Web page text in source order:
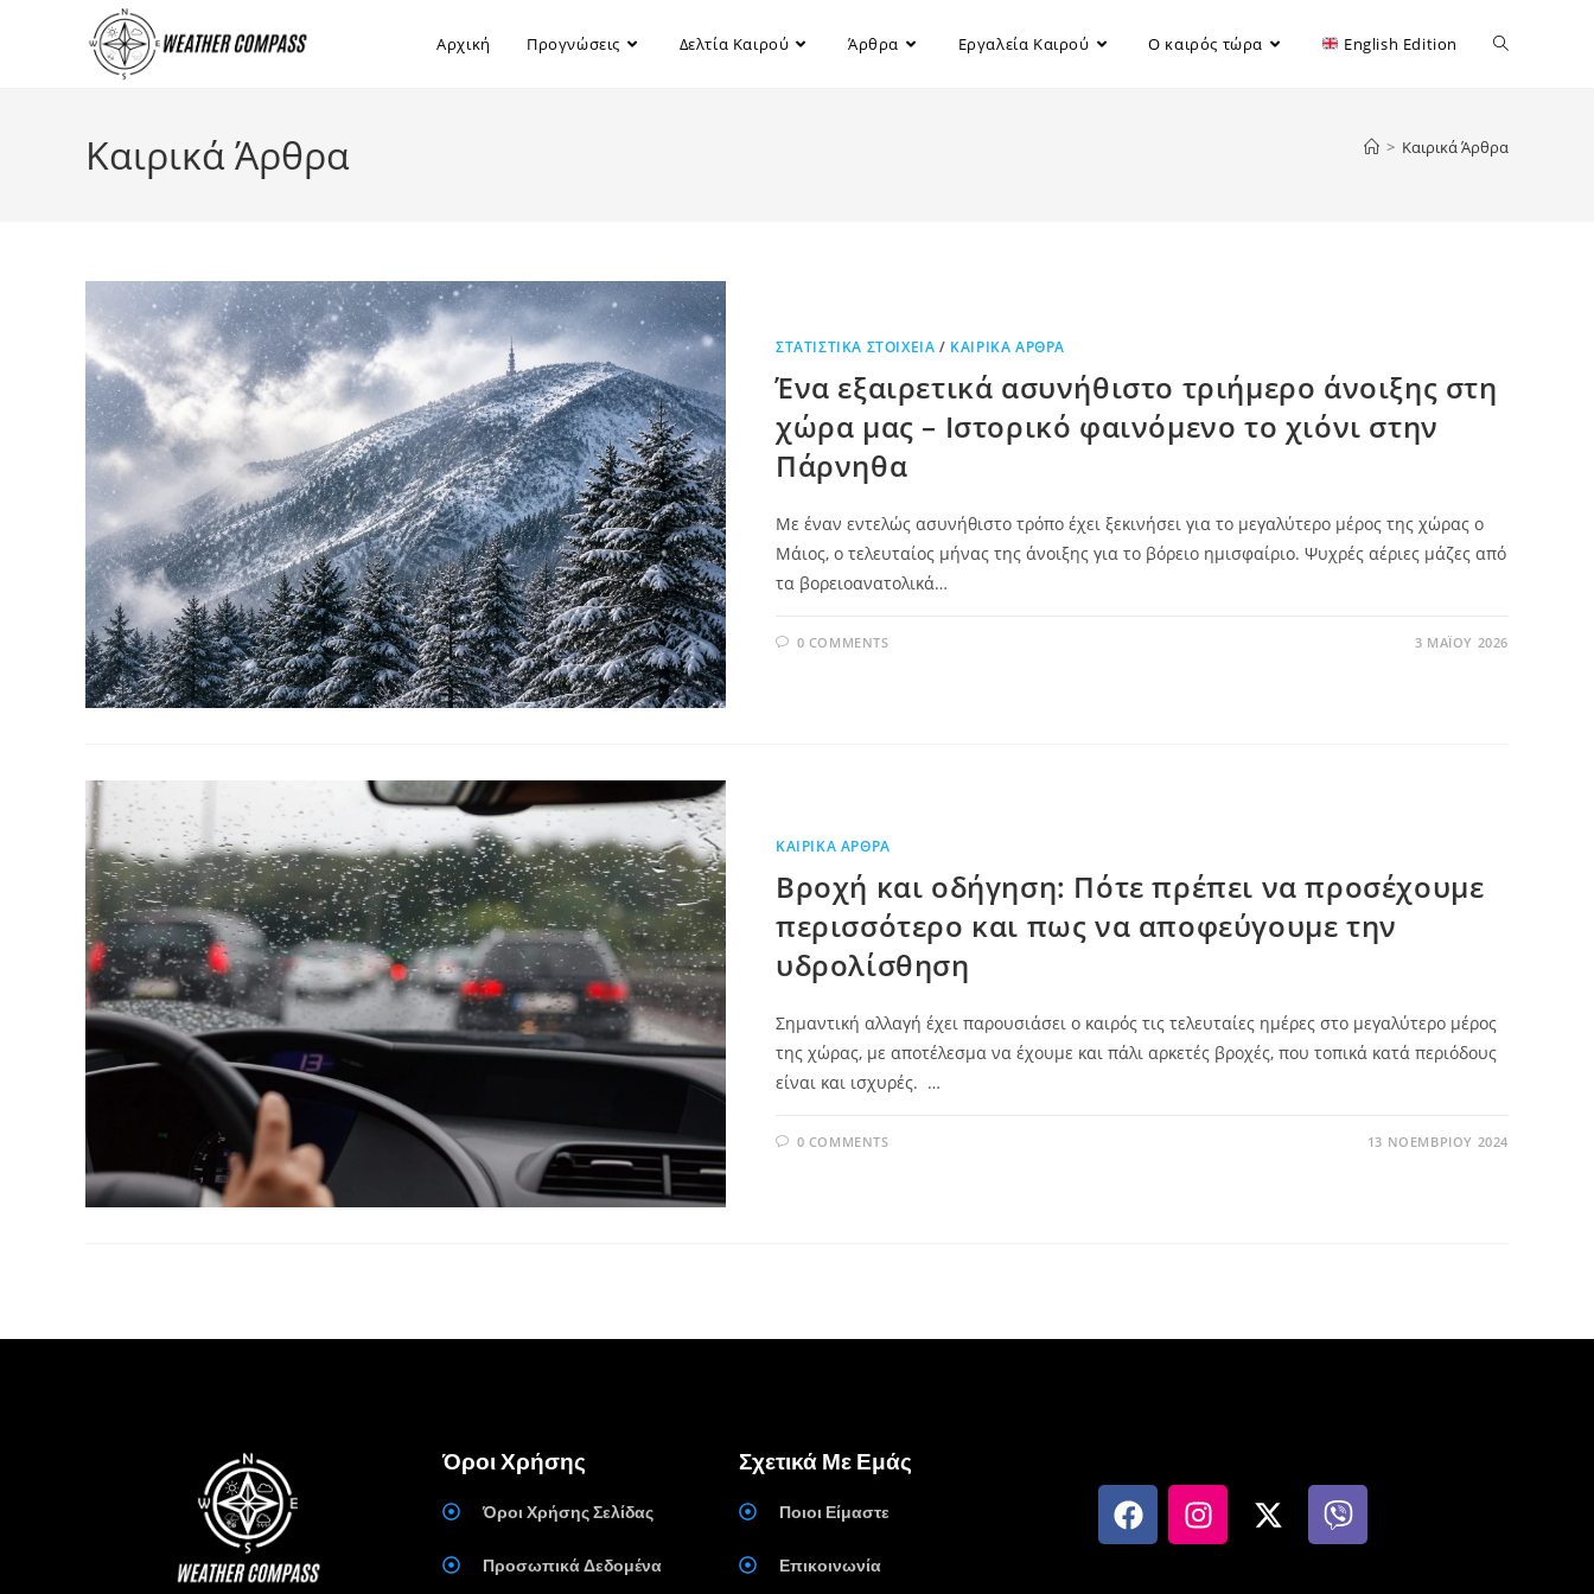
περιεχόμενο
Αρχική Προγνώσεις Δελτία Καιρού Άρθρα Εργαλεία Καιρού Ο καιρός τώρα English Edition
Καιρικά Άρθρα > Καιρικά Άρθρα
ΣΤΑΤΙΣΤΙΚΆ ΣΤΟΙΧΕΊΑ / ΚΑΙΡΙΚΆ ΆΡΘΡΑ
Ένα εξαιρετικά ασυνήθιστο τριήμερο άνοιξης στη
χώρα μας – Ιστορικό φαινόμενο το χιόνι στην
Πάρνηθα
Με έναν εντελώς ασυνήθιστο τρόπο έχει ξεκινήσει για το μεγαλύτερο μέρος της χώρας ο
Μάιος, ο τελευταίος μήνας της άνοιξης για το βόρειο ημισφαίριο. Ψυχρές αέριες μάζες από
τα βορειοανατολικά…
0 COMMENTS 3 ΜΑΪ́ΟΥ 2026
ΚΑΙΡΙΚΆ ΆΡΘΡΑ
Βροχή και οδήγηση: Πότε πρέπει να προσέχουμε
περισσότερο και πως να αποφεύγουμε την
υδρολίσθηση
Σημαντική αλλαγή έχει παρουσιάσει ο καιρός τις τελευταίες ημέρες στο μεγαλύτερο μέρος
της χώρας, με αποτέλεσμα να έχουμε και πάλι αρκετές βροχές, που τοπικά κατά περιόδους
είναι και ισχυρές. …
0 COMMENTS 13 ΝΟΕΜΒΡΊΟΥ 2024
Όροι Χρήσης
Όροι Χρήσης Σελίδας
Προσωπικά Δεδομένα
Σχετικά Με Εμάς
Ποιοι Είμαστε
Επικοινωνία